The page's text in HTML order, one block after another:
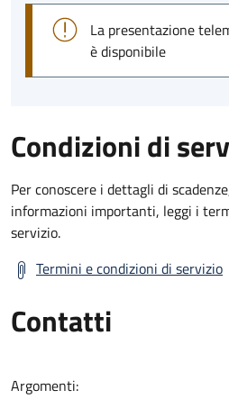
La presentazione
è disponibile
Condizioni di
Per conoscere i dettagli di
informazioni importanti, leggi i
servizio.
Termini e condizioni di servizio
Contatti
Argomenti: